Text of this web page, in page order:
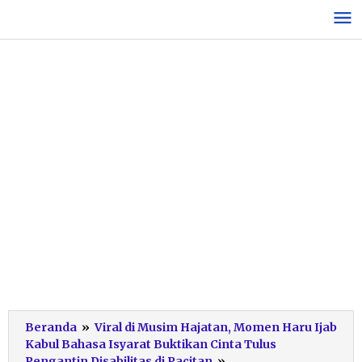
konten
Beranda » Viral di Musim Hajatan, Momen Haru Ijab
Kabul Bahasa Isyarat Buktikan Cinta Tulus